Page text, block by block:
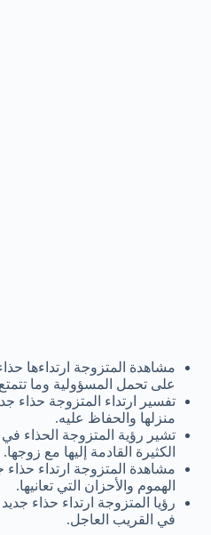
مشاهدة المتزوجة ارتداءها
على تحمل المسؤولية وما
تفسير ارتداء المتزوجة حذاء
منزلها والحفاظ عليه.
تشير رؤية المتزوجة الحذاء
الكثيرة القادمة إليها مع زوجها.
مشاهدة المتزوجة ارتداء حذاء
الهموم والأحزان التي تعانيها.
رؤيا المتزوجة ارتداء حذاء
في القريب العاجل.